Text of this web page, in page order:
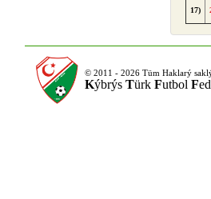
17)
© 2011 - 2026 Tüm Haklarý
Kýbrýs Türk Futbol F